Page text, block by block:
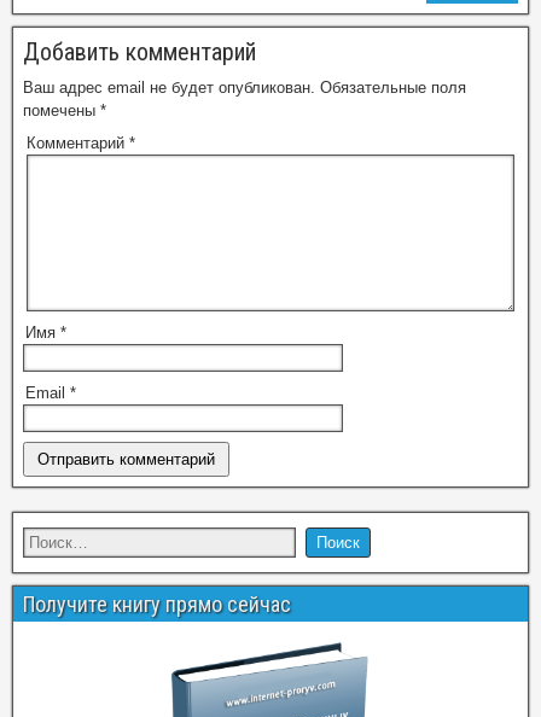
Добавить комментарий
Ваш адрес email не будет опубликован. Обязательные поля
помечены *
Комментарий *
Имя *
Email *
Получите книгу прямо сейчас